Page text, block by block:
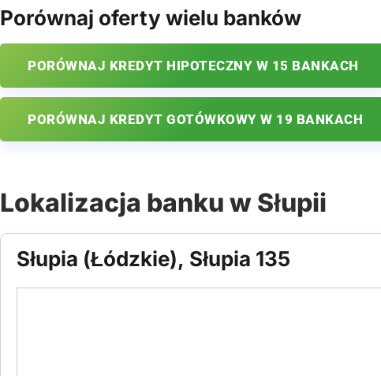
Porównaj oferty wielu banków
PORÓWNAJ KREDYT HIPOTECZNY W 15 BANKACH
PORÓWNAJ KREDYT GOTÓWKOWY W 19 BANKACH
Lokalizacja banku w Słupii
Słupia (Łódzkie), Słupia 135